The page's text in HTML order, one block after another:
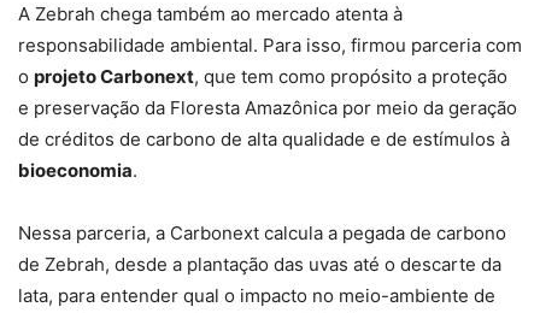
A Zebrah chega também ao mercado atenta à
responsabilidade ambiental. Para isso, firmou parceria com
o projeto Carbonext, que tem como propósito a proteção
e preservação da Floresta Amazônica por meio da geração
de créditos de carbono de alta qualidade e de estímulos à
bioeconomia.
Nessa parceria, a Carbonext calcula a pegada de carbono
de Zebrah, desde a plantação das uvas até o descarte da
lata, para entender qual o impacto no meio-ambiente de